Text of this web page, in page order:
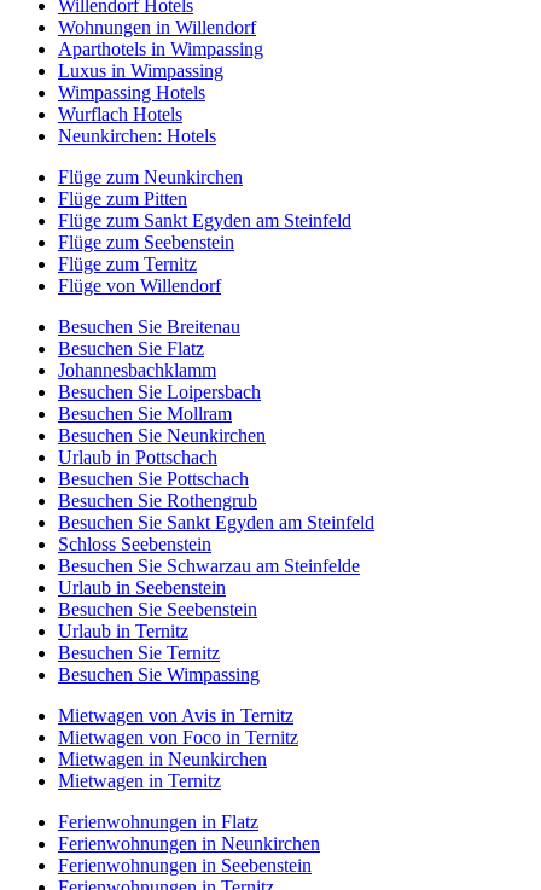
Willendorf Hotels
Wohnungen in Willendorf
Aparthotels in Wimpassing
Luxus in Wimpassing
Wimpassing Hotels
Wurflach Hotels
Neunkirchen: Hotels
Flüge zum Neunkirchen
Flüge zum Pitten
Flüge zum Sankt Egyden am Steinfeld
Flüge zum Seebenstein
Flüge zum Ternitz
Flüge von Willendorf
Besuchen Sie Breitenau
Besuchen Sie Flatz
Johannesbachklamm
Besuchen Sie Loipersbach
Besuchen Sie Mollram
Besuchen Sie Neunkirchen
Urlaub in Pottschach
Besuchen Sie Pottschach
Besuchen Sie Rothengrub
Besuchen Sie Sankt Egyden am Steinfeld
Schloss Seebenstein
Besuchen Sie Schwarzau am Steinfelde
Urlaub in Seebenstein
Besuchen Sie Seebenstein
Urlaub in Ternitz
Besuchen Sie Ternitz
Besuchen Sie Wimpassing
Mietwagen von Avis in Ternitz
Mietwagen von Foco in Ternitz
Mietwagen in Neunkirchen
Mietwagen in Ternitz
Ferienwohnungen in Flatz
Ferienwohnungen in Neunkirchen
Ferienwohnungen in Seebenstein